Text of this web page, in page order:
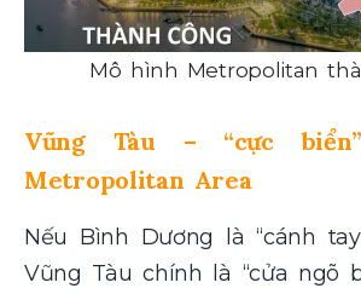
Mô hình Metropolitan
Vũng Tàu – “cực
Metropolitan Area
Nếu Bình Dương là “cánh
Vũng Tàu chính là “cửa ngõ